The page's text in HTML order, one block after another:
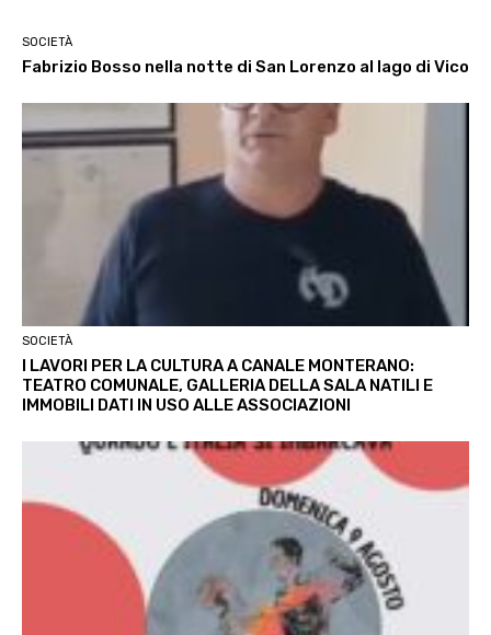
SOCIETÀ
Fabrizio Bosso nella notte di San Lorenzo al lago di Vico
SOCIETÀ
I LAVORI PER LA CULTURA A CANALE MONTERANO:
TEATRO COMUNALE, GALLERIA DELLA SALA NATILI E
IMMOBILI DATI IN USO ALLE ASSOCIAZIONI